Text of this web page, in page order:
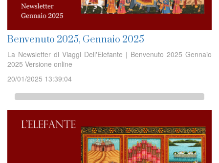
Benvenuto 2025, Gennaio 2025
La Newsletter di Viaggi Dell'Elefante | Benvenuto 2025 Gennaio
2025 Versione online
20/01/2025 13:39:04